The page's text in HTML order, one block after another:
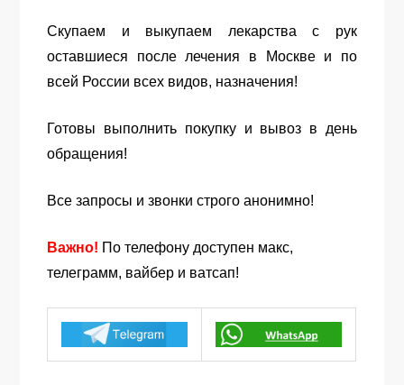
Скупаем и выкупаем лекарства с рук
оставшиеся после лечения в Москве и по
всей России всех видов, назначения!
Готовы выполнить покупку и вывоз в день
обращения!
Все запросы и звонки строго анонимно!
Важно! По телефону доступен макс,
телеграмм, вайбер и ватсап!